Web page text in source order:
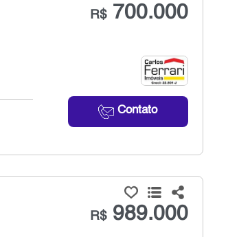
R$700.000
Contato
R$989.000